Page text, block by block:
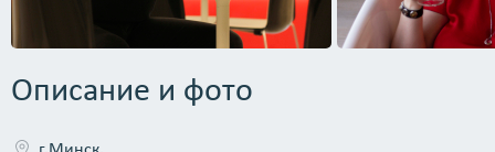
Описание и фото